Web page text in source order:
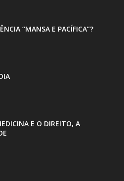
“MANSA E PACÍFICA”?
E O DIREITO, A